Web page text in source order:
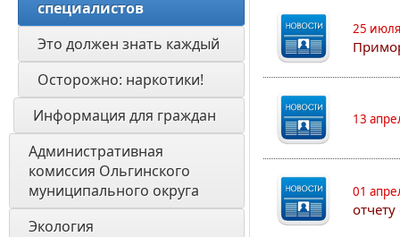
специалистов
Это должен знать каждый
Осторожно: наркотики!
Информация для граждан
Административная
комиссия Ольгинского
муниципального округа
Экология
25
13
01